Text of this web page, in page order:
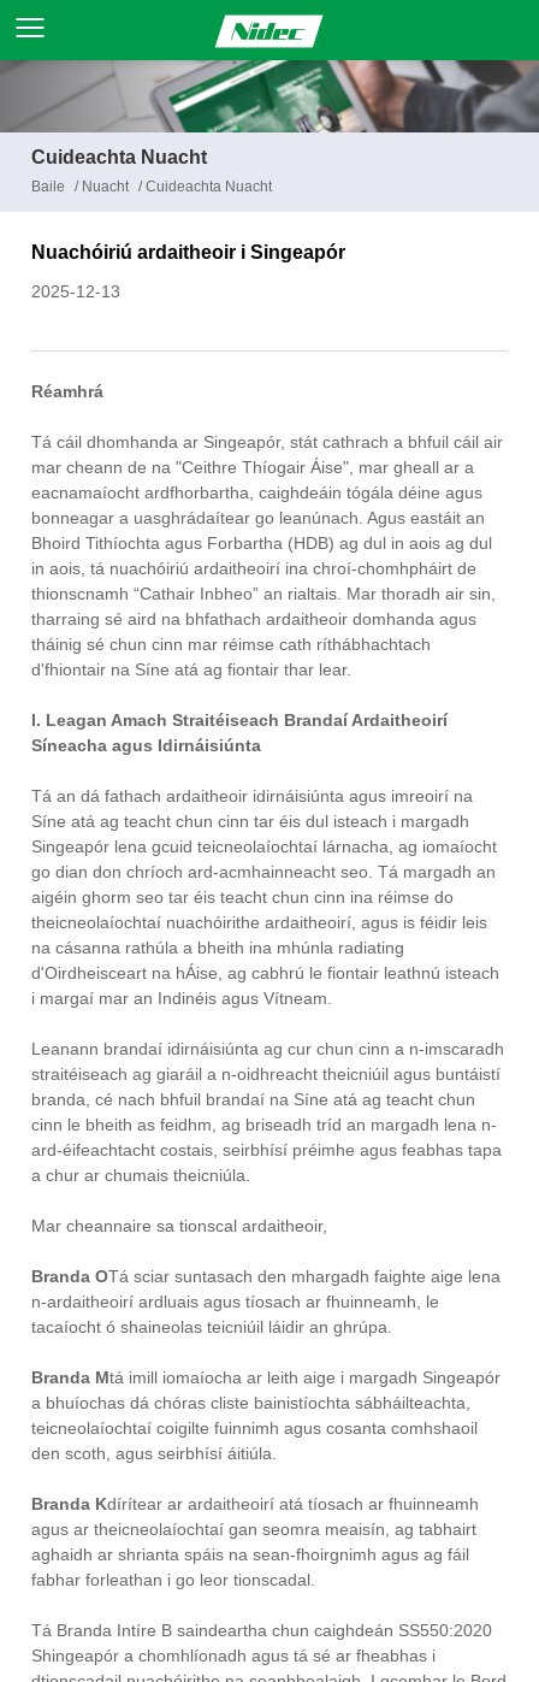
Cuideachta Nuacht
Baile / Nuacht /Cuideachta Nuacht
Nuachóiriú ardaitheoir i Singeapór
2025-12-13
Réamhrá
Tá cáil dhomhanda ar Singeapór, stát cathrach a bhfuil cáil air
mar cheann de na "Ceithre Thíogair Áise", mar gheall ar a
eacnamaíocht ardfhorbartha, caighdeáin tógála déine agus
bonneagar a uasghrádaítear go leanúnach. Agus eastáit an
Bhoird Tithíochta agus Forbartha (HDB) ag dul in aois ag dul
in aois, tá nuachóiriú ardaitheoirí ina chroí-chomhpháirt de
thionscnamh “Cathair Inbheo” an rialtais. Mar thoradh air sin,
tharraing sé aird na bhfathach ardaitheoir domhanda agus
tháinig sé chun cinn mar réimse cath ríthábhachtach
d'fhiontair na Síne atá ag fiontair thar lear.
I. Leagan Amach Straitéiseach Brandaí Ardaitheoirí
Síneacha agus Idirnáisiúnta
Tá an dá fathach ardaitheoir idirnáisiúnta agus imreoirí na
Síne atá ag teacht chun cinn tar éis dul isteach i margadh
Singeapór lena gcuid teicneolaíochtaí lárnacha, ag iomaíocht
go dian don chríoch ard-acmhainneacht seo. Tá margadh an
aigéin ghorm seo tar éis teacht chun cinn ina réimse do
theicneolaíochtaí nuachóirithe ardaitheoirí, agus is féidir leis
na cásanna rathúla a bheith ina mhúnla radiating
d'Oirdheisceart na hÁise, ag cabhrú le fiontair leathnú isteach
i margaí mar an Indinéis agus Vítneam.
Leanann brandaí idirnáisiúnta ag cur chun cinn a n-imscaradh
straitéiseach ag giaráil a n-oidhreacht theicniúil agus buntáistí
branda, cé nach bhfuil brandaí na Síne atá ag teacht chun
cinn le bheith as feidhm, ag briseadh tríd an margadh lena n-
ard-éifeachtacht costais, seirbhísí préimhe agus feabhas tapa
a chur ar chumais theicniúla.
Mar cheannaire sa tionscal ardaitheoir,
Branda OTá sciar suntasach den mhargadh faighte aige lena
n-ardaitheoirí ardluais agus tíosach ar fhuinneamh, le
tacaíocht ó shaineolas teicniúil láidir an ghrúpa.
Branda Mtá imill iomaíocha ar leith aige i margadh Singeapór
a bhuíochas dá chóras cliste bainistíochta sábháilteachta,
teicneolaíochtaí coigilte fuinnimh agus cosanta comhshaoil ​​
den scoth, agus seirbhísí áitiúla.
Branda Kdírítear ar ardaitheoirí atá tíosach ar fhuinneamh
agus ar theicneolaíochtaí gan seomra meaisín, ag tabhairt
aghaidh ar shrianta spáis na sean-fhoirgnimh agus ag fáil
fabhar forleathan i go leor tionscadal.
Tá Branda Intíre B saindeartha chun caighdeán SS550:2020
Shingeapór a chomhlíonadh agus tá sé ar fheabhas i